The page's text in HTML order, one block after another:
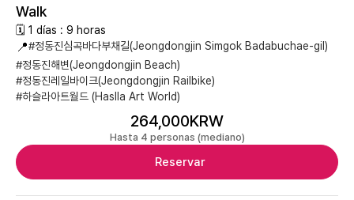
Walk
🗓 1 días : 9 horas
📍#정동진심곡바다부채길(Jeongdongjin Simgok Badabuchae-gil)
#정동진해변(Jeongdongjin Beach)
#정동진레일바이크(Jeongdongjin Railbike)
#하슬라아트월드 (Haslla Art World)
264,000KRW
Hasta 4 personas (mediano)
Reservar